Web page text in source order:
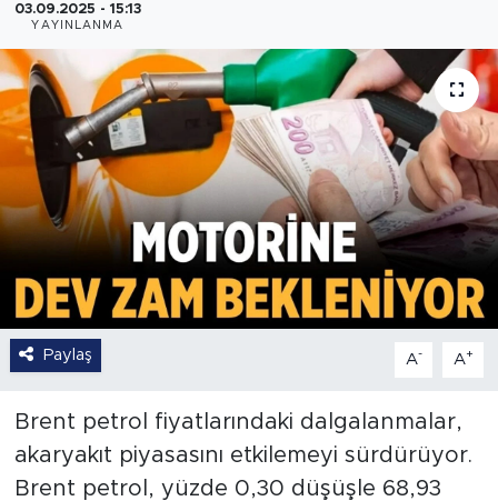
03.09.2025 - 15:13
YAYINLANMA
Paylaş A- A+
Brent petrol fiyatlarındaki dalgalanmalar,
akaryakıt piyasasını etkilemeyi sürdürüyor.
Brent petrol, yüzde 0,30 düşüşle 68,93